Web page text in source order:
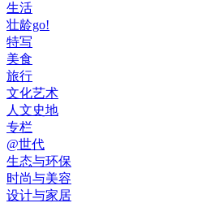
生活
壮龄go!
特写
美食
旅行
文化艺术
人文史地
专栏
@世代
生态与环保
时尚与美容
设计与家居